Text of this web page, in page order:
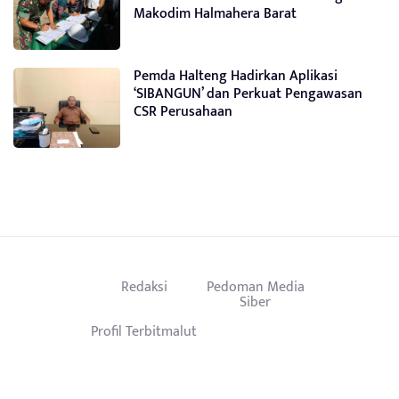
Makodim Halmahera Barat
Pemda Halteng Hadirkan Aplikasi
‘SIBANGUN’ dan Perkuat Pengawasan
CSR Perusahaan
Redaksi Pedoman Media
Siber
Profil Terbitmalut